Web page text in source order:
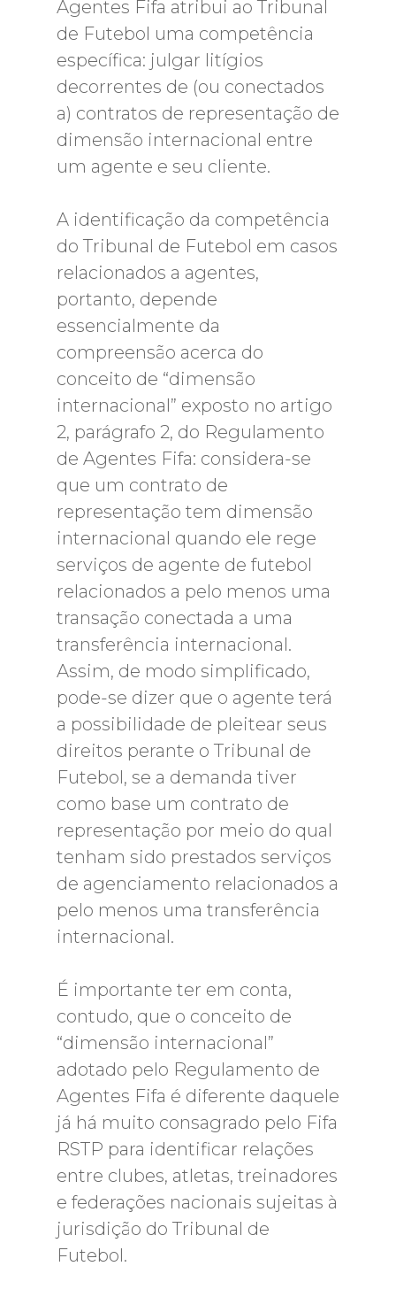
Agentes Fifa atribui ao Tribunal
de Futebol uma competência
específica: julgar litígios
decorrentes de (ou conectados
a) contratos de representação de
dimensão internacional entre
um agente e seu cliente.
A identificação da competência
do Tribunal de Futebol em casos
relacionados a agentes,
portanto, depende
essencialmente da
compreensão acerca do
conceito de “dimensão
internacional” exposto no artigo
2, parágrafo 2, do Regulamento
de Agentes Fifa: considera-se
que um contrato de
representação tem dimensão
internacional quando ele rege
serviços de agente de futebol
relacionados a pelo menos uma
transação conectada a uma
transferência internacional.
Assim, de modo simplificado,
pode-se dizer que o agente terá
a possibilidade de pleitear seus
direitos perante o Tribunal de
Futebol, se a demanda tiver
como base um contrato de
representação por meio do qual
tenham sido prestados serviços
de agenciamento relacionados a
pelo menos uma transferência
internacional.
É importante ter em conta,
contudo, que o conceito de
“dimensão internacional”
adotado pelo Regulamento de
Agentes Fifa é diferente daquele
já há muito consagrado pelo Fifa
RSTP para identificar relações
entre clubes, atletas, treinadores
e federações nacionais sujeitas à
jurisdição do Tribunal de
Futebol.